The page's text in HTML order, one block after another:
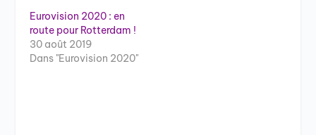
Eurovision 2020 : en
route pour Rotterdam !
30 août 2019
Dans "Eurovision 2020"